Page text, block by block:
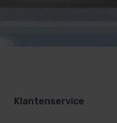
Klantenservice